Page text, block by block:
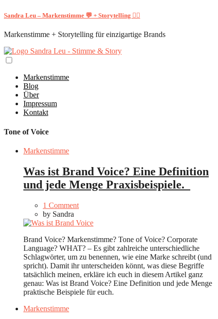
Sandra Leu – Markenstimme 💬 + Storytelling ✍🏻
Markenstimme + Storytelling für einzigartige Brands
Markenstimme
Blog
Über
Impressum
Kontakt
Tone of Voice
Markenstimme
Was ist Brand Voice? Eine Definition
und jede Menge Praxisbeispiele.
1 Comment
by Sandra
Brand Voice? Markenstimme? Tone of Voice? Corporate
Language? WHAT? – Es gibt zahlreiche unterschiedliche
Schlagwörter, um zu benennen, wie eine Marke schreibt (und
spricht). Damit ihr unterscheiden könnt, was diese Begriffe
tatsächlich meinen, erkläre ich euch in diesem Artikel ganz
genau: Was ist Brand Voice? Eine Definition und jede Menge
praktische Beispiele für euch.
Markenstimme